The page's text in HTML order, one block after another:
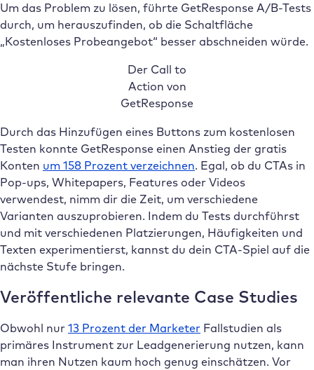
Um das Problem zu lösen, führte GetResponse A/B-Tests
durch, um herauszufinden, ob die Schaltfläche
„Kostenloses Probeangebot“ besser abschneiden würde.
Der Call to
Action von
GetResponse
Durch das Hinzufügen eines Buttons zum kostenlosen
Testen konnte GetResponse einen Anstieg der gratis
Konten um 158 Prozent verzeichnen. Egal, ob du CTAs in
Pop-ups, Whitepapers, Features oder Videos
verwendest, nimm dir die Zeit, um verschiedene
Varianten auszuprobieren. Indem du Tests durchführst
und mit verschiedenen Platzierungen, Häufigkeiten und
Texten experimentierst, kannst du dein CTA-Spiel auf die
nächste Stufe bringen.
Veröffentliche relevante Case Studies
Obwohl nur 13 Prozent der Marketer Fallstudien als
primäres Instrument zur Leadgenerierung nutzen, kann
man ihren Nutzen kaum hoch genug einschätzen. Vor